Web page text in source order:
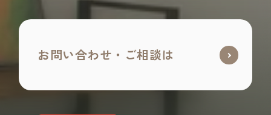
お問い合わせ・ご相談は